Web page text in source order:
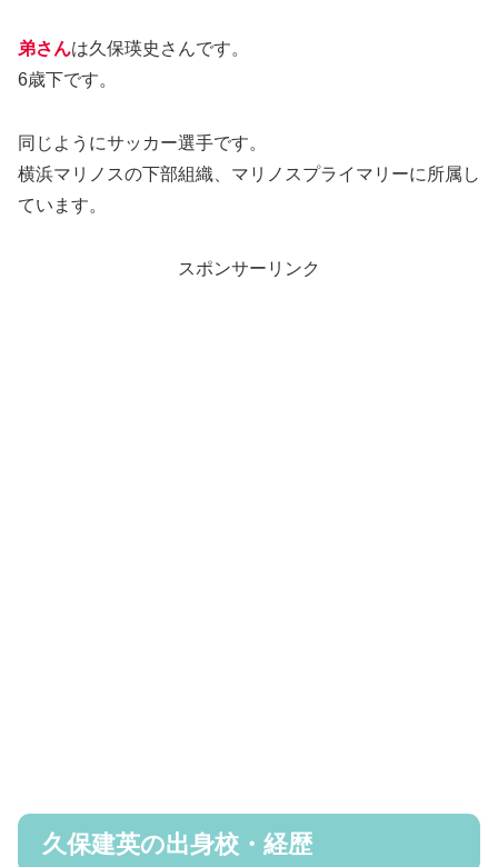
弟さんは久保瑛史さんです。
6歳下です。
同じようにサッカー選手です。
横浜マリノスの下部組織、マリノスプライマリーに所属し
ています。
スポンサーリンク
久保建英の出身校・経歴